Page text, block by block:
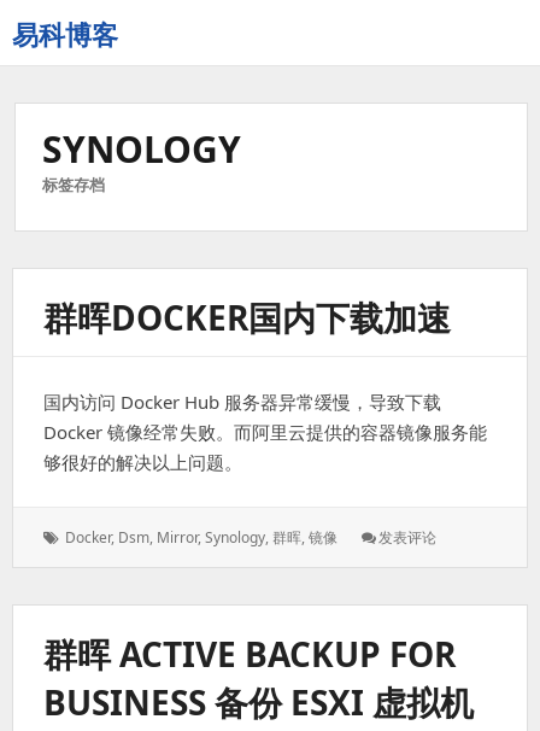
易科博客
SYNOLOGY
标签存档
群晖DOCKER国内下载加速
国内访问 Docker Hub 服务器异常缓慢，导致下载
Docker 镜像经常失败。而阿里云提供的容器镜像服务能
够很好的解决以上问题。
标
Docker, Dsm, Mirror,Synology,群晖,镜像 发表评论: 群
国
下
载
加
速
群晖 ACTIVE BACKUP FOR
BUSINESS 备份 ESXI 虚拟机